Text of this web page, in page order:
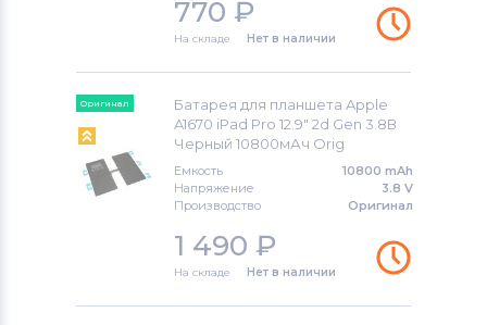
770 ₽
На складе Нет в наличии
Оригинал
Батарея для планшета Apple
A1670 iPad Pro 12.9" 2d Gen 3.8В
Черный 10800мАч Orig
Емкость
10800 mAh
Напряжение
3.8 V
Производство
Оригинал
1 490 ₽
На складе Нет в наличии